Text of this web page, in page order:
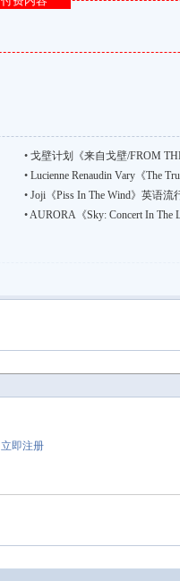
• 戈壁计划《来自戈壁/FROM
• Lucienne Renaudin Vary《The
• Joji《Piss In The Wind》英语流
•AURORA《Sky: Concert In The
立即注册